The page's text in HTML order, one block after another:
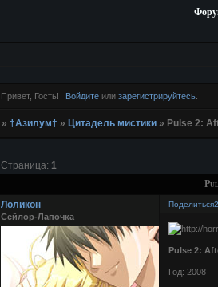
Привет, Гость! Войдите или зарегистрируйтесь
» †Азилум† » Цитадель мистики » Pulse 2:
Страница: 1
Поделиться
Лоликон
Сейлор-Лапочка
Pulse 2:
Год: 2008